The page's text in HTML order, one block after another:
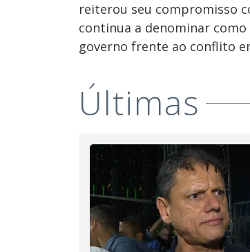
reiterou seu compromisso
continua a denominar
governo frente ao conflito
Últimas